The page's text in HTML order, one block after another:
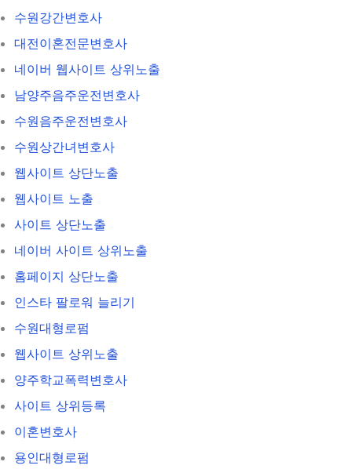
수원강간변호사
대전이혼전문변호사
네이버 웹사이트 상위노출
남양주음주운전변호사
수원음주운전변호사
수원상간녀변호사
웹사이트 상단노출
웹사이트 노출
사이트 상단노출
네이버 사이트 상위노출
홈페이지 상단노출
인스타 팔로워 늘리기
수원대형로펌
웹사이트 상위노출
양주학교폭력변호사
사이트 상위등록
이혼변호사
용인대형로펌